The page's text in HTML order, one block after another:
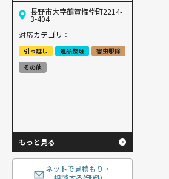
長野市大字鶴賀権堂町2214-
3-404
対応カテゴリ：
引っ越し 遺品整理
害虫駆除
その他
もっと見る
ネットで見積もり・